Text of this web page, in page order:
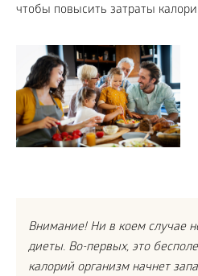
чтобы повысить затраты
Внимание! Ни в коем случае
диеты. Во-первых, это
калорий организм начнет